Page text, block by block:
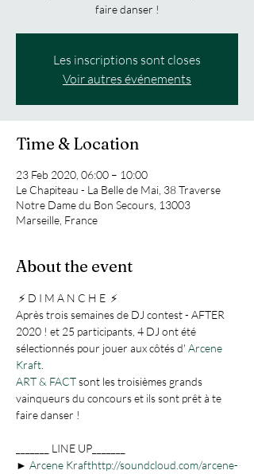
faire danser !
Les inscriptions sont closes
Voir autres événements
Time & Location
23 Feb 2020, 06:00 – 10:00
Le Chapiteau - La Belle de Mai, 38 Traverse
Notre Dame du Bon Secours, 13003
Marseille, France
About the event
⚡ D I M A N C H E  ⚡
Après trois semaines de DJ contest - AFTER
2020 ! et 25 participants, 4 DJ ont été
sélectionnés pour jouer aux côtés d' Arcene
Kraft
ART & FACT sont les troisièmes grands
vainqueurs du concours et ils sont prêt à te
_______ LINE UP_______
► Arcene Krafthttp://soundcloud.com/arcene-